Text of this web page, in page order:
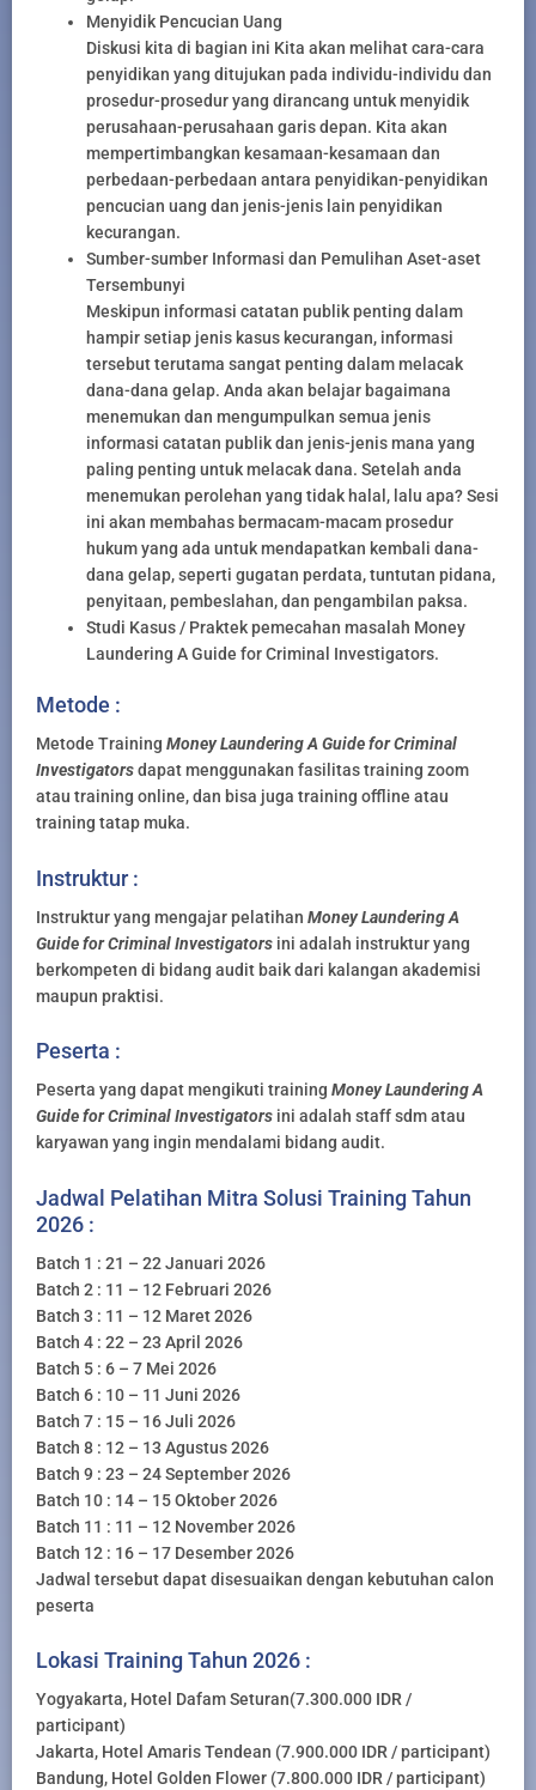
Menyidik Pencucian Uang
Diskusi kita di bagian ini Kita akan melihat cara-cara
penyidikan yang ditujukan pada individu-individu dan
prosedur-prosedur yang dirancang untuk menyidik
perusahaan-perusahaan garis depan. Kita akan
mempertimbangkan kesamaan-kesamaan dan
perbedaan-perbedaan antara penyidikan-penyidikan
pencucian uang dan jenis-jenis lain penyidikan
kecurangan.
Sumber-sumber Informasi dan Pemulihan Aset-aset
Tersembunyi
Meskipun informasi catatan publik penting dalam
hampir setiap jenis kasus kecurangan, informasi
tersebut terutama sangat penting dalam melacak
dana-dana gelap. Anda akan belajar bagaimana
menemukan dan mengumpulkan semua jenis
informasi catatan publik dan jenis-jenis mana yang
paling penting untuk melacak dana. Setelah anda
menemukan perolehan yang tidak halal, lalu apa? Sesi
ini akan membahas bermacam-macam prosedur
hukum yang ada untuk mendapatkan kembali dana-
dana gelap, seperti gugatan perdata, tuntutan pidana,
penyitaan, pembeslahan, dan pengambilan paksa.
Studi Kasus / Praktek pemecahan masalah Money
Laundering A Guide for Criminal Investigators.
Metode :
Metode Training Money Laundering A Guide for Criminal
Investigatorsdapat menggunakan fasilitas training zoom
atau training online, dan bisa juga training offline atau
training tatap muka.
Instruktur :
Instruktur yang mengajar pelatihan Money Laundering A
Guide for Criminal Investigators ini adalah instruktur yang
berkompeten di bidang audit baik dari kalangan akademisi
maupun praktisi.
Peserta :
Peserta yang dapat mengikuti training Money Laundering A
Guide for Criminal Investigators ini adalah staff sdm atau
karyawan yang ingin mendalami bidang audit.
Jadwal Pelatihan Mitra Solusi Training Tahun
2026 :
Batch 1 : 21 – 22 Januari 2026
Batch 2 : 11 – 12 Februari 2026
Batch 3 : 11 – 12 Maret 2026
Batch 4 : 22 – 23 April 2026
Batch 5 : 6 – 7 Mei 2026
Batch 6 : 10 – 11 Juni 2026
Batch 7 : 15 – 16 Juli 2026
Batch 8 : 12 – 13 Agustus 2026
Batch 9 : 23 – 24 September 2026
Batch 10 : 14 – 15 Oktober 2026
Batch 11 : 11 – 12 November 2026
Batch 12 : 16 – 17 Desember 2026
Jadwal tersebut dapat disesuaikan dengan kebutuhan calon
peserta
Lokasi Training Tahun 2026 :
Yogyakarta, Hotel Dafam Seturan(7.300.000 IDR /
participant)
Jakarta, Hotel Amaris Tendean (7.900.000 IDR / participant)
Bandung, Hotel Golden Flower (7.800.000 IDR / participant)